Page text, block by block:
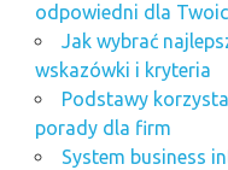
odpowiedni dla
Jak wybrać
wskazówki i kryteria
Podstawy
porady dla firm
System business